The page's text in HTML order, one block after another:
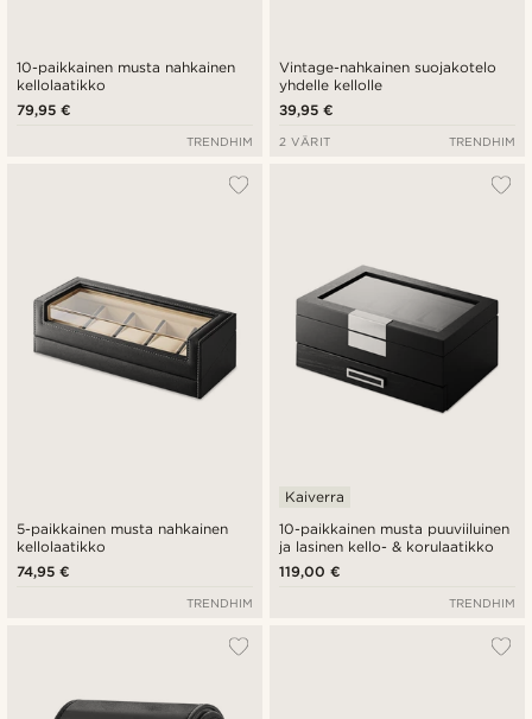
10-paikkainen musta nahkainen
kellolaatikko
79,95 €
TRENDHIM
Vintage-nahkainen suojakotelo
yhdelle kellolle
39,95 €
2 VÄRIT TRENDHIM
5-paikkainen musta nahkainen
kellolaatikko
74,95 €
TRENDHIM
10-paikkainen musta puuviiluinen
ja lasinen kello- & korulaatikko
Kaiverra
119,00 €
TRENDHIM